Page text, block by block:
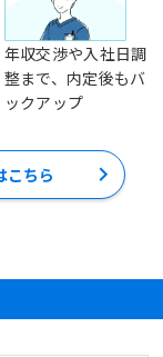
年収交渉や入社日調
整まで、内定後もバ
ックアップ
こちら